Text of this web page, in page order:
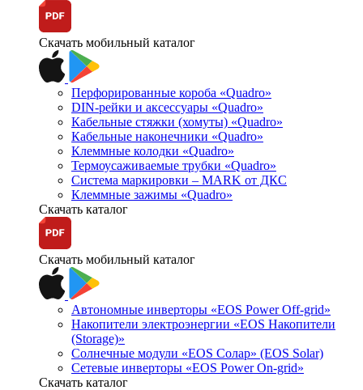
Скачать мобильный каталог
Перфорированные короба «Quadro»
DIN-рейки и аксессуары «Quadro»
Кабельные стяжки (хомуты) «Quadro»
Кабельные наконечники «Quadro»
Клеммные колодки «Quadro»
Термоусаживаемые трубки «Quadro»
Система маркировки – MARK от ДКС
Клеммные зажимы «Quadro»
Скачать каталог
Скачать мобильный каталог
Автономные инверторы «EOS Power Off-grid»
Накопители электроэнергии «EOS Накопители
(Storage)»
Солнечные модули «EOS Солар» (EOS Solar)
Сетевые инверторы «EOS Power On-grid»
Скачать каталог